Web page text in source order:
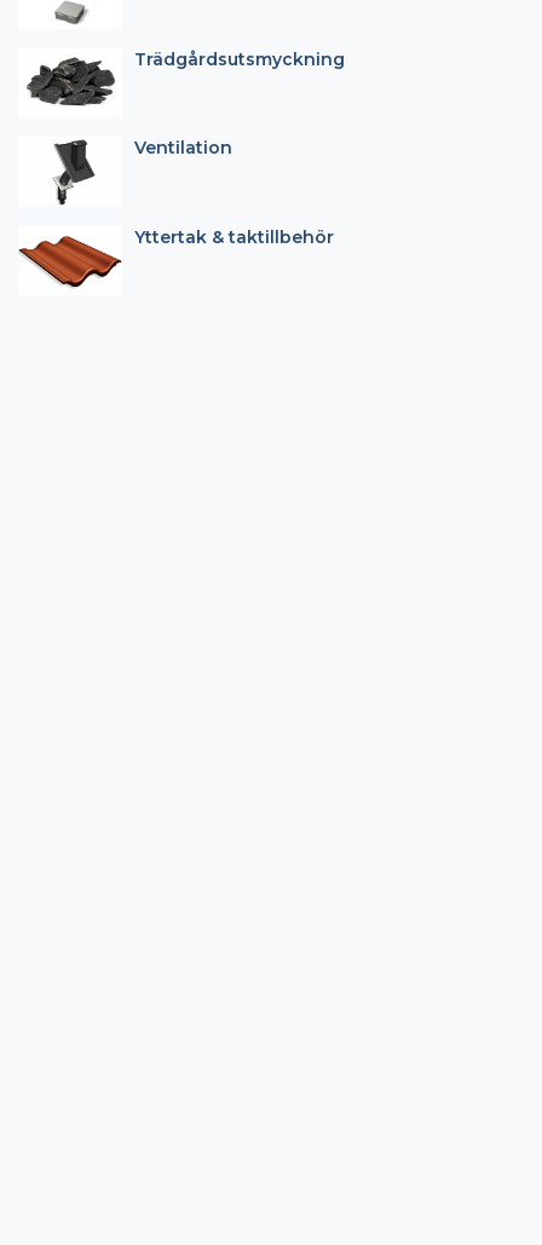
Trädgårdsutsmyckning
Ventilation
Yttertak & taktillbehör